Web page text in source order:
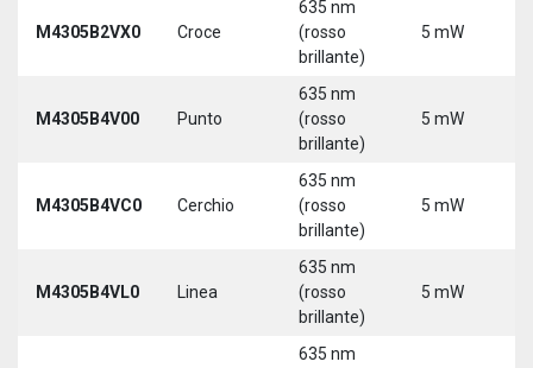
M4305B2VX0 Croce
635 nm
(rosso
brillante)
5 mW
M4305B4V00 Punto
635 nm
(rosso
brillante)
5 mW
M4305B4VC0 Cerchio
635 nm
(rosso
brillante)
5 mW
M4305B4VL0 Linea
635 nm
(rosso
brillante)
5 mW
635 nm